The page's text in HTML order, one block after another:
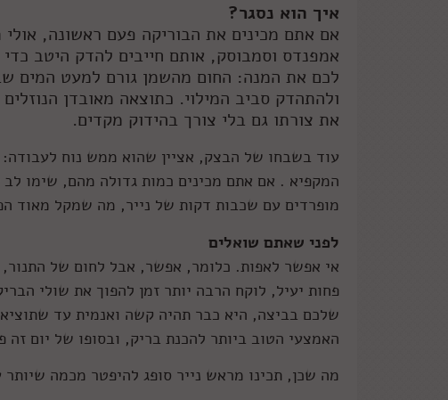
איך הוא נסגר?
אם אתם מכינים את הבוריקה פעם ראשונה,
אמפנדס וסמבוסק, אותם חייבים להדק היטב
לכם את המנה: החום מהשמן גורם למעט המים
ולהתהדק סביב המילוי. כתוצאה מאובדן
את צורתו גם בלי צורך בהידוק מקדים.
עוד בשבחו של הבצק, אציין שהוא ממש נוח
המקפיא . אם אתם מכינים כמות גדולה מהם, שימו
מופרדים עם שכבות דקות של נייר, מה שמקל מאוד
לפני שאתם שואלים
אי אפשר לאפות. כלומר, אפשר, אבל לחום של
פחות יעיל, לוקח הרבה יותר זמן להפוך את שולי
שלכם בביצה, היא כבר תהיה קשה ואנמית עד
האמצעי הטוב ביותר להכנת בריק, ובסופו של יום
מה שכן, תכינו מראש נייר סופג להיפטר מכמה